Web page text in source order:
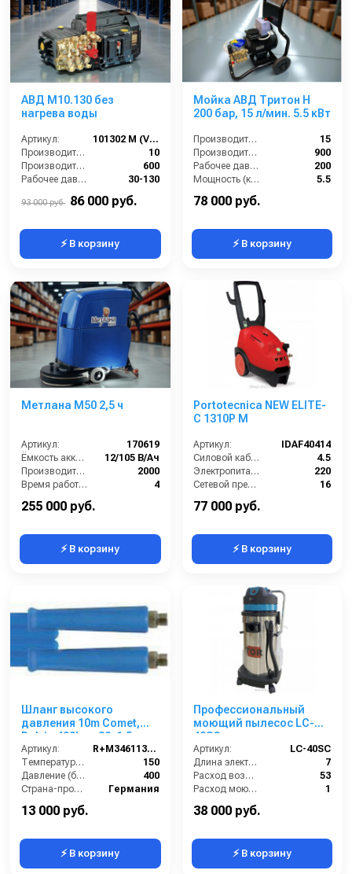
АВД M10.130 без
нагрева воды
Артикул:
101302 M (VER.107)
Производительность (л/мин):
10
Производительность (л/ч):
600
Рабочее давление (бар):
30-130
93 000 руб. 86 000 руб.
⚡ В корзину
Мойка АВД Тритон H
200 бар, 15 л/мин. 5.5 кВт
Производительность (л/мин):
15
Производительность (л/ч):
900
Рабочее давление (бар):
200
Мощность (кВт):
5.5
78 000 руб.
⚡ В корзину
Метлана M50 2,5 ч
Артикул:
170619
Ёмкость аккумуляторов (Ач):
12/105 В/Ач
Производительность по площади (м2/ч):
2000
Время работы от аккумуляторов (ч):
4
255 000 руб.
⚡ В корзину
Portotecnica NEW ELITE-
C 1310P M
Артикул:
IDAF40414
Силовой кабель (м):
4.5
Электропитание (В):
220
Сетевой предохранитель (А):
16
77 000 руб.
⚡ В корзину
Шланг высокого
давления 10m Comet,
Delvir, 400bar, 22x1,5-
3/8внут, 2SС-08, 150°C,
арматура нерж.сталь
Артикул:
R+M3461136109
Температура (°C):
150
Давление (бар):
400
Страна-производитель:
Германия
13 000 руб.
⚡ В корзину
Профессиональный
моющий пылесос LC-
40SC
Артикул:
LC-40SC
Длина электрического кабеля (м):
7
Расход воздуха (л/сек):
53
Расход моющего раствора (л/мин):
1
Уровень шума (дБ):
38 000 руб.
⚡ В корзину